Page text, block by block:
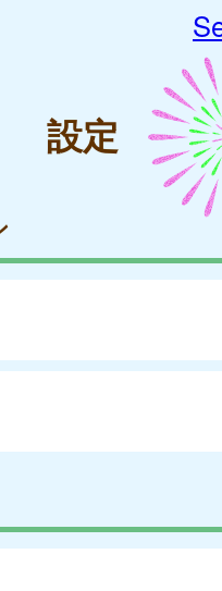
設定